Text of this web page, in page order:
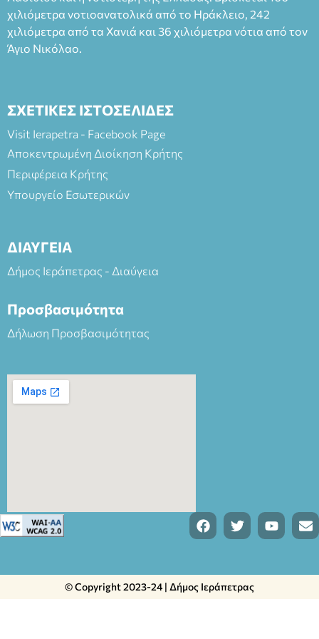
(Είσοδος ΕΠΑ.Λ.) Έναρξη 21:15 Οργάνωση: ΚΝΩΣΟΣ
ΘΕΑΤΡΙΚΕΣ ΠΑΡΑΓΩΓΕΣ ΕΕ
χιλιόμετρα νοτιοανατολικά από το Ηράκλειο, 242
χιλιόμετρα από τα Χανιά και 36 χιλιόμετρα νότια από τον
Άγιο Νικόλαο.
ΣΧΕΤΙΚΕΣ ΙΣΤΟΣΕΛΙΔΕΣ
Visit Ierapetra - Facebook Page
Αποκεντρωμένη Διοίκηση Κρήτης
Περιφέρεια Κρήτης
Υπουργείο Εσωτερικών
ΔΙΑΥΓΕΙΑ
Δήμος Ιεράπετρας - Διαύγεια
Προσβασιμότητα
Δήλωση Προσβασιμότητας
© Copyright 2023-24 | Δήμος Ιεράπετρας